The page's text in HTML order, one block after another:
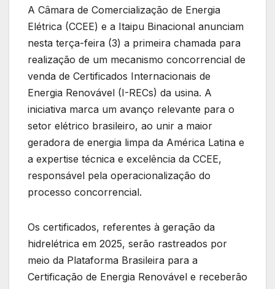
A Câmara de Comercialização de Energia
Elétrica (CCEE) e a Itaipu Binacional anunciam
nesta terça-feira (3) a primeira chamada para
realização de um mecanismo concorrencial de
venda de Certificados Internacionais de
Energia Renovável (I-RECs) da usina. A
iniciativa marca um avanço relevante para o
setor elétrico brasileiro, ao unir a maior
geradora de energia limpa da América Latina e
a expertise técnica e excelência da CCEE,
responsável pela operacionalização do
processo concorrencial.
Os certificados, referentes à geração da
hidrelétrica em 2025, serão rastreados por
meio da Plataforma Brasileira para a
Certificação de Energia Renovável e receberão